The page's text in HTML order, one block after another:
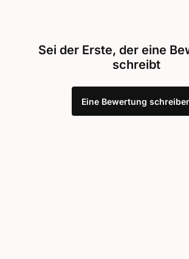
Sei der Erste, der eine
schreibt
Eine Bewertung